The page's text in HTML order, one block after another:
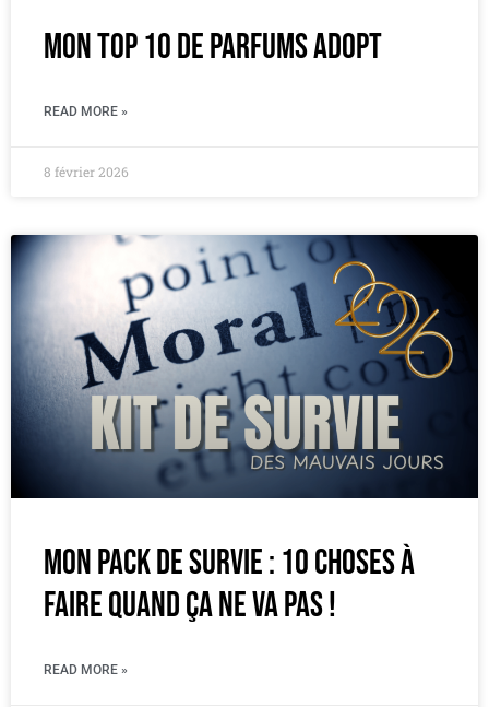
Mon Top 10 de parfums Adopt
READ MORE »
8 février 2026
Mon pack de survie : 10 choses à
faire quand ça ne va pas !
READ MORE »